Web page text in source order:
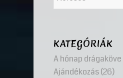
KATEGÓRIÁK
A hónap drágaköve
Ajándékozás(26)